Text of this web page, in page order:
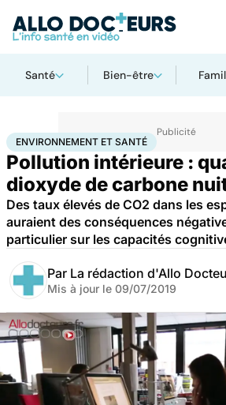
Santé Bien-être
AccueilBien-êtreEnvironnement et santé
ENVIRONNEMENT ET SANTÉ
Pollution intérieure :
dioxyde de carbone
Des taux élevés de CO2 dans les
auraient des conséquences
particulier sur les capacités
Par La rédaction d'Allo
Mis à jour le 09/07/2019